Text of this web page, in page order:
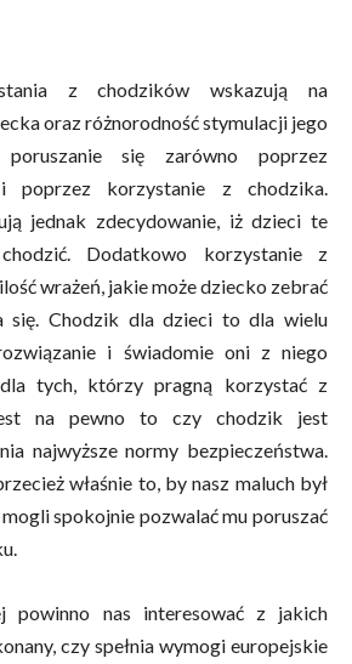
z chodzików wskazują na
oraz różnorodność stymulacji jego
się zarówno poprzez
poprzez korzystanie z chodzika.
jednak zdecydowanie, iż dzieci te
Dodatkowo korzystanie z
wrażeń, jakie może dziecko zebrać
się. Chodzik dla dzieci to dla wielu
i świadomie oni z niego
tych, którzy pragną korzystać z
na pewno to czy chodzik jest
najwyższe normy bezpieczeństwa.
właśnie to, by nasz maluch był
spokojnie pozwalać mu poruszać
powinno nas interesować z jakich
czy spełnia wymogi europejskie